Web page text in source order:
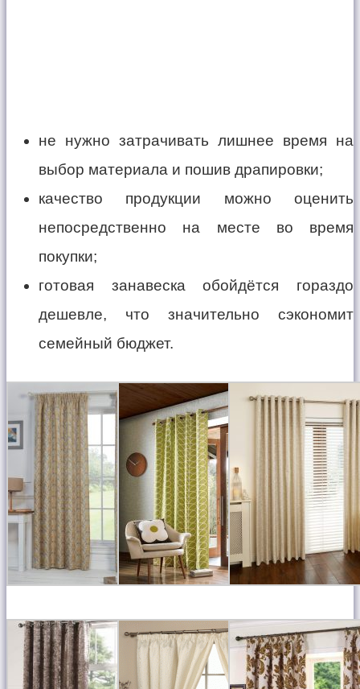
не нужно затрачивать лишнее время на
выбор материала и пошив драпировки;
качество продукции можно оценить
непосредственно на месте во время
покупки;
готовая занавеска обойдётся гораздо
дешевле, что значительно сэкономит
семейный бюджет.